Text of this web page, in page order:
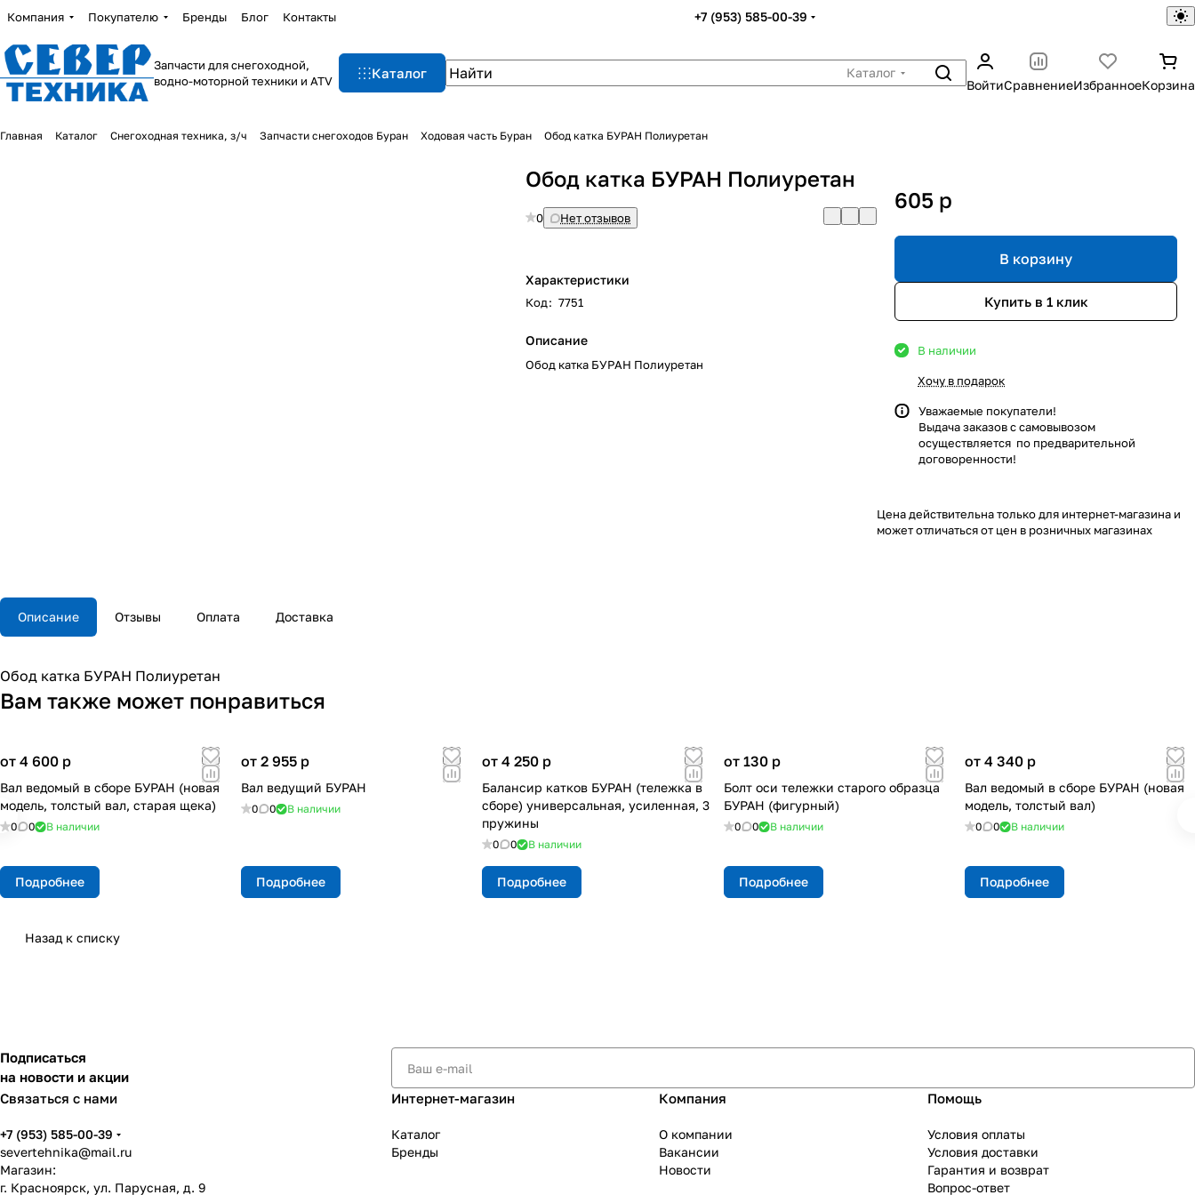
Компания Покупателю Бренды Блог Контакты +7 (953) 585-00-39
Запчасти для снегоходной,
водно-моторной техники и ATV
Каталог
Каталог
ВойтиСравнениеИзбранноеКорзина
Главная Каталог Снегоходная техника, з/ч Запчасти снегоходов Буран Ходовая часть Буран Обод катка БУРАН Полиуретан
Обод катка БУРАН Полиуретан
0 Нет отзывов
Характеристики
Код: 7751
Описание
Обод катка БУРАН Полиуретан
605 p
В корзину
Купить в 1 клик
В наличии
Хочу в подарок
Уважаемые покупатели!
Выдача заказов с самовывозом
осуществляется по предварительной
договоренности!
Цена действительна только для интернет-магазина и
может отличаться от цен в розничных магазинах
Описание Отзывы Оплата Доставка
Обод катка БУРАН Полиуретан
Вам также может понравиться
от 4 600 p
Вал ведомый в сборе БУРАН (новая
модель, толстый вал, старая щека)
0 0 В наличии
Подробнее
от 2 955 p
Вал ведущий БУРАН
0 0 В наличии
Подробнее
от 4 250 p
Балансир катков БУРАН (тележка в
сборе) универсальная, усиленная, 3
пружины
0 0 В наличии
Подробнее
от 130 p
Болт оси тележки старого образца
БУРАН (фигурный)
0 0 В наличии
Подробнее
от 4 340 p
Вал ведомый в сборе БУРАН (новая
модель, толстый вал)
0 0 В наличии
Подробнее
Назад к списку
Подписаться
на новости и акции
Связаться с нами
+7 (953) 585-00-39
severtehnika@mail.ru
Магазин:
г. Красноярск, ул. Парусная, д. 9
Интернет-магазин
Каталог
Бренды
Компания
О компании
Вакансии
Новости
Помощь
Условия оплаты
Условия доставки
Гарантия и возврат
Вопрос-ответ